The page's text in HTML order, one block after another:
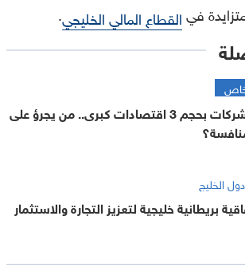
فيالقطاع المالي الخليجي.
7 شركات بحجم 3 اقتصادات كبرى.. من يجرؤ على
دول الخليج
بريطانية خليجية لتعزيز التجارة والاستثمار